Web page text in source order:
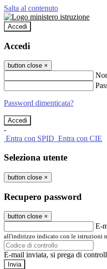
Salta al contenuto
Accedi
Accedi
button close ×
Password dimenticata?
-
Entra con SPID Entra con CIE
Seleziona utente
button close ×
Recupero password
button close ×
E-
all'indirizzo indicato con le istruzioni
E-mail inviata, si prega di